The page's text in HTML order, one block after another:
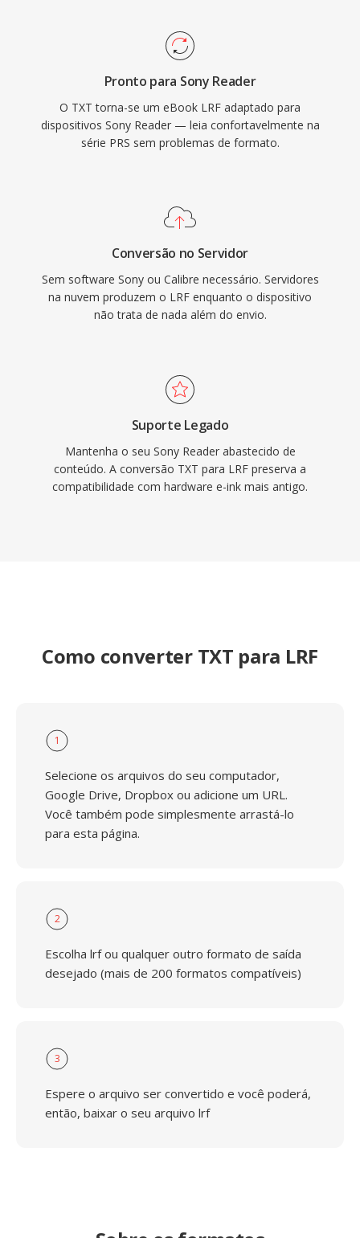
Pronto para Sony Reader
O TXT torna-se um eBook LRF adaptado para
dispositivos Sony Reader — leia confortavelmente na
série PRS sem problemas de formato.
Conversão no Servidor
Sem software Sony ou Calibre necessário. Servidores
na nuvem produzem o LRF enquanto o dispositivo
não trata de nada além do envio.
Suporte Legado
Mantenha o seu Sony Reader abastecido de
conteúdo. A conversão TXT para LRF preserva a
compatibilidade com hardware e-ink mais antigo.
Como converter TXT para LRF
1
Selecione os arquivos do seu computador,
Google Drive, Dropbox ou adicione um URL.
Você também pode simplesmente arrastá-lo
para esta página.
2
Escolha lrf ou qualquer outro formato de saída
desejado (mais de 200 formatos compatíveis)
3
Espere o arquivo ser convertido e você poderá,
então, baixar o seu arquivo lrf